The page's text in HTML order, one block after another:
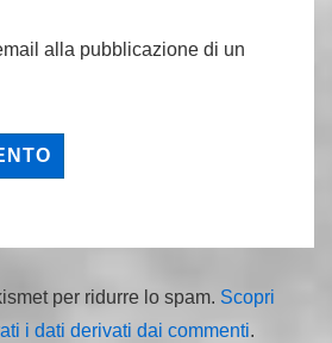
alla pubblicazione di un
per ridurre lo spam. Scopri
i dati derivati dai commenti.